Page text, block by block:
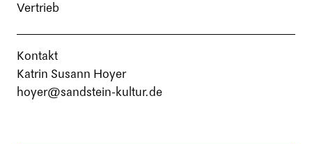
Vertrieb
Kontakt
Katrin Susann Hoyer
hoyer@sandstein-kultur.de